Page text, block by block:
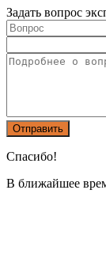
Задать вопрос
Спасибо!
В ближайшее